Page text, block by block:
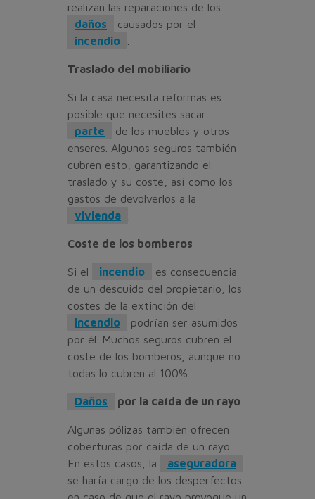
realizan las reparaciones de los
daños
causados por el
incendio
Traslado del mobiliario
Si la casa necesita reformas es
posible que necesites sacar
parte
de los muebles y otros
enseres. Algunos seguros también
cubren esto, garantizando el
traslado y su coste, así como los
gastos de devolverlos a la
vivienda
Coste de los bomberos
Si el incendio
es consecuencia
de un descuido del propietario, los
costes de la extinción del
incendio
podrían ser asumidos
por él. Muchos seguros cubren el
coste de los bomberos, aunque no
todas lo cubren al 100%.
Daños por la caída de un rayo
Algunas pólizas también ofrecen
coberturas por caída de un rayo.
En estos casos, la
aseguradora
se haría cargo de los desperfectos